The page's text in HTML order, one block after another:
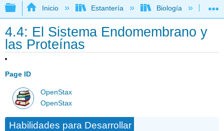
Expandir/contraer jerarquía global
Inicio Estantería Biología
4.4: El Sistema Endomembrano y
las Proteínas
Page ID
OpenStax
OpenStax
Habilidades para Desarrollar